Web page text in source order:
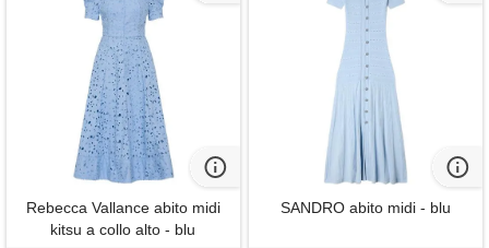
Rebecca Vallance abito midi
kitsu a collo alto - blu
SANDRO abito midi - blu